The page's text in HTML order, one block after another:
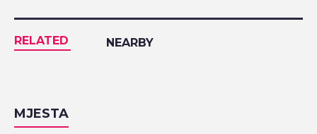
RELATED NEARBY
MJESTA